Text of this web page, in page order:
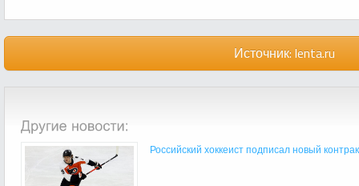
Источник: lenta.ru
Российский хоккеист подписал новый